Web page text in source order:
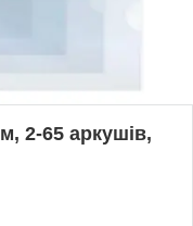
2-65 аркушів,